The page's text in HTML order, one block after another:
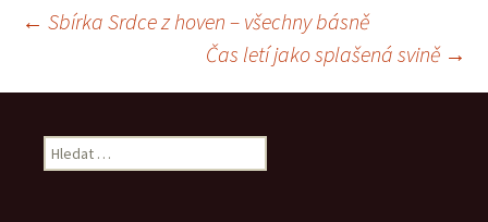
Navigace
pro
příspěvek
← Sbírka Srdce z hoven – všechny básně
Čas letí jako splašená svině →
Vyhledávání